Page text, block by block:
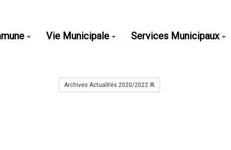
Vie Municipale Services Municipaux
Archives Actualités 2020/2022